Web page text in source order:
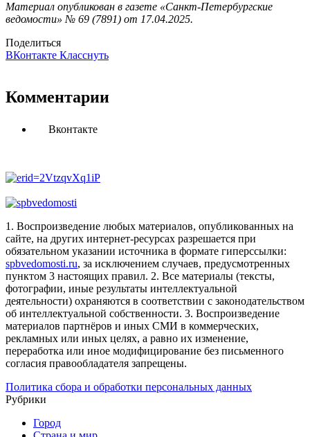
Материал опубликован в газете «Санкт-Петербургские
ведомости» № 69 (7891) от 17.04.2025.
Поделиться
ВКонтакте Класснуть
Комментарии
Вконтакте
1. Воспроизведение любых материалов, опубликованных на
сайте, на других интернет-ресурсах разрешается при
обязательном указании источника в формате гиперссылки:
spbvedomosti.ru, за исключением случаев, предусмотренных
пунктом 3 настоящих правил. 2. Все материалы (тексты,
фотографии, иные результаты интеллектуальной
деятельности) охраняются в соответствии с законодательством
об интеллектуальной собственности. 3. Воспроизведение
материалов партнёров и иных СМИ в коммерческих,
рекламных или иных целях, а равно их изменение,
переработка или иное модифицирование без письменного
согласия правообладателя запрещены.
Политика сбора и обработки персональных данных
Рубрики
Город